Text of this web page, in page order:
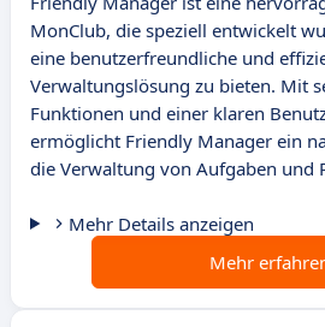
MonClub, die speziell entwickelt
eine benutzerfreundliche und
Verwaltungslösung zu bieten. Mit
Funktionen und einer klaren
ermöglicht Friendly Manager ein
die Verwaltung von Aufgaben und
Mehr Details anzeigen
Mehr